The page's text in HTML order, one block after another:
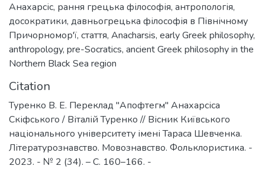
Анахарсіс, рання грецька філософія, антропологія,
досократики, давньогрецька філософія в Північному
Причорномор'ї, стаття, Anacharsis, early Greek philosophy,
anthropology, pre-Socratics, ancient Greek philosophy in the
Northern Black Sea region
Citation
Туренко В. Е. Переклад "Апофтегм" Анахарсіса
Скіфського / Віталій Туренко // Вісник Київського
національного університету імені Тараса Шевченка.
Літературознавство. Мовознавство. Фольклористика. -
2023. - № 2 (34). – С. 160–166. -